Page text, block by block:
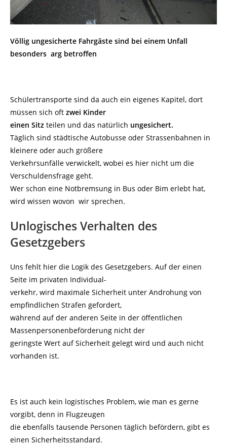
Völlig ungesicherte Fahrgäste sind bei einem Unfall
besonders arg betroffen
Schülertransporte sind da auch ein eigenes Kapitel, dort
müssen sich oft zwei Kinder
einen Sitz teilen und das natürlich ungesichert.
Täglich sind städtische Autobusse oder Strassenbahnen in
kleinere oder auch größere
Verkehrsunfälle verwickelt, wobei es hier nicht um die
Verschuldensfrage geht.
Wer schon eine Notbremsung in Bus oder Bim erlebt hat,
wird wissen wovon wir sprechen.
Unlogisches Verhalten des
Gesetzgebers
Uns fehlt hier die Logik des Gesetzgebers. Auf der einen
Seite im privaten Individual-
verkehr, wird maximale Sicherheit unter Androhung von
empfindlichen Strafen gefordert,
während auf der anderen Seite in der öffentlichen
Massenpersonenbeförderung nicht der
geringste Wert auf Sicherheit gelegt wird und auch nicht
vorhanden ist.
Es ist auch kein logistisches Problem, wie man es gerne
vorgibt, denn in Flugzeugen
die ebenfalls tausende Personen täglich befördern, gibt es
einen Sicherheitsstandard.